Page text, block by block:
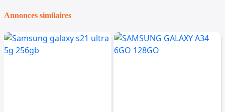
Annonces similaires